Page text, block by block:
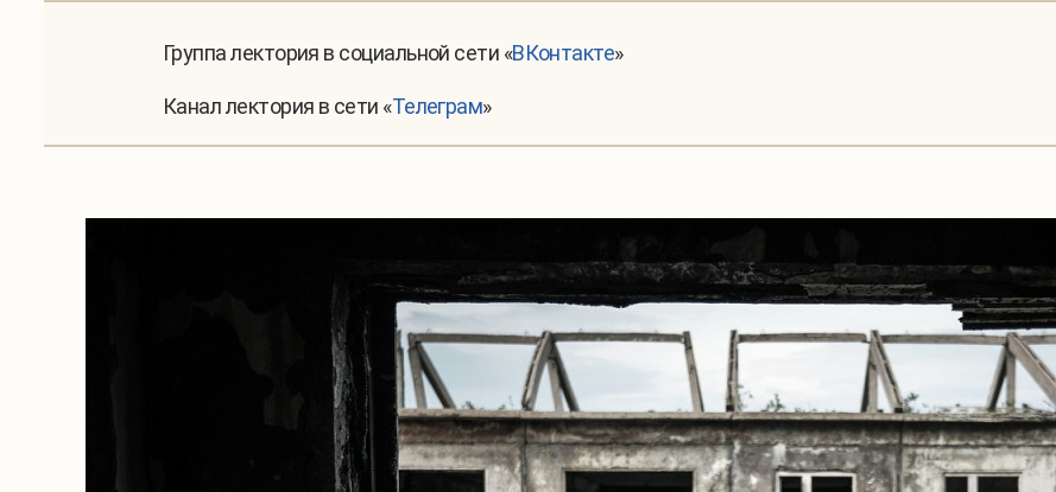
Группа лектория в социальной сети «ВКонтакте»
Канал лектория в сети «Телеграм»